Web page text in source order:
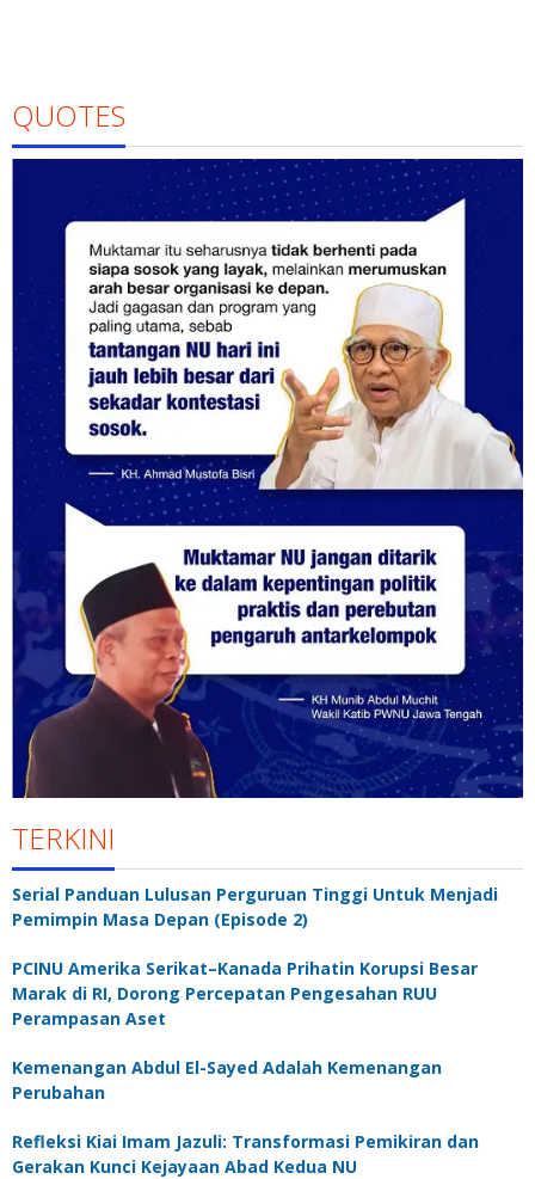
QUOTES
TERKINI
Serial Panduan Lulusan Perguruan Tinggi Untuk Menjadi
Pemimpin Masa Depan (Episode 2)
PCINU Amerika Serikat–Kanada Prihatin Korupsi Besar
Marak di RI, Dorong Percepatan Pengesahan RUU
Perampasan Aset
Kemenangan Abdul El-Sayed Adalah Kemenangan
Perubahan
Refleksi Kiai Imam Jazuli: Transformasi Pemikiran dan
Gerakan Kunci Kejayaan Abad Kedua NU